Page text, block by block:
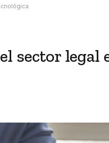
sector legal